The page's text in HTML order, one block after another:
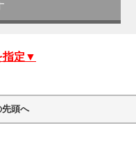
指定▼
先頭へ